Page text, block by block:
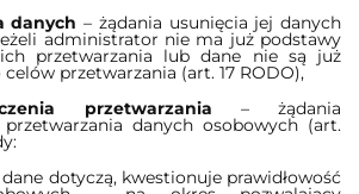
danych – żądania usunięcia jej danych
administrator nie ma już podstawy
przetwarzania lub dane nie są już
przetwarzania (art. 17 RODO),
przetwarzania – żądania
przetwarzania danych osobowych (art.
dotyczą, kwestionuje prawidłowość